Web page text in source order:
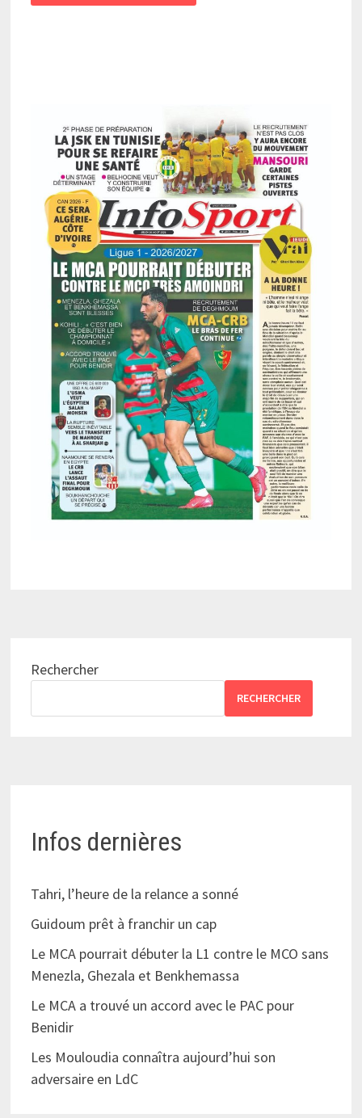
Rechercher
RECHERCHER
Infos dernières
Tahri, l’heure de la relance a sonné
Guidoum prêt à franchir un cap
Le MCA pourrait débuter la L1 contre le MCO sans
Menezla, Ghezala et Benkhemassa
Le MCA a trouvé un accord avec le PAC pour
Benidir
Les Mouloudia connaîtra aujourd’hui son
adversaire en LdC